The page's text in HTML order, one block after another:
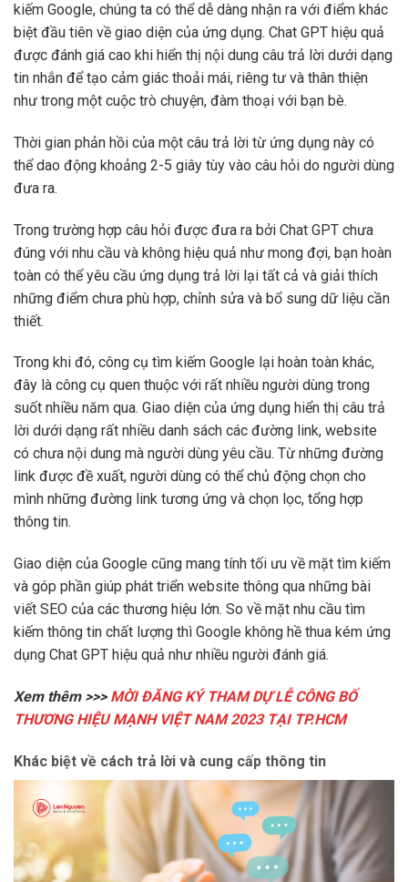
kiếm Google, chúng ta có thể dễ dàng nhận ra với điểm khác
biệt đầu tiên về giao diện của ứng dụng. Chat GPT hiệu quả
được đánh giá cao khi hiển thị nội dung câu trả lời dưới dạng
tin nhắn để tạo cảm giác thoải mái, riêng tư và thân thiện
như trong một cuộc trò chuyện, đàm thoại với bạn bè.
Thời gian phản hồi của một câu trả lời từ ứng dụng này có
thể dao động khoảng 2-5 giây tùy vào câu hỏi do người dùng
đưa ra.
Trong trường hợp câu hỏi được đưa ra bởi Chat GPT chưa
đúng với nhu cầu và không hiệu quả như mong đợi, bạn hoàn
toàn có thể yêu cầu ứng dụng trả lời lại tất cả và giải thích
những điểm chưa phù hợp, chỉnh sửa và bổ sung dữ liệu cần
thiết.
Trong khi đó, công cụ tìm kiếm Google lại hoàn toàn khác,
đây là công cụ quen thuộc với rất nhiều người dùng trong
suốt nhiều năm qua. Giao diện của ứng dụng hiển thị câu trả
lời dưới dạng rất nhiều danh sách các đường link, website
có chưa nội dung mà người dùng yêu cầu. Từ những đường
link được đề xuất, người dùng có thể chủ động chọn cho
mình những đường link tương ứng và chọn lọc, tổng hợp
thông tin.
Giao diện của Google cũng mang tính tối ưu về mặt tìm kiếm
và góp phần giúp phát triển website thông qua những bài
viết SEO của các thương hiệu lớn. So về mặt nhu cầu tìm
kiếm thông tin chất lượng thì Google không hề thua kém ứng
dụng Chat GPT hiệu quả như nhiều người đánh giá.
Xem thêm >>> MỜI ĐĂNG KÝ THAM DỰ LỄ CÔNG BỐ
THƯƠNG HIỆU MẠNH VIỆT NAM 2023 TẠI TP.HCM
Khác biệt về cách trả lời và cung cấp thông tin